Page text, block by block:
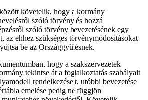
követelik, hogy a kormány
szóló törvény és hozzá
szóló törvény bevezetésének egy
az ehhez szükséges törvénymódosításokat
be az Országgyűlésnek.
hogy a szakszervezetek
tekintse át a foglalkoztatás szabályait
rendelkezéseit, utóbbi bevezetése
emelése pedig ne függjön